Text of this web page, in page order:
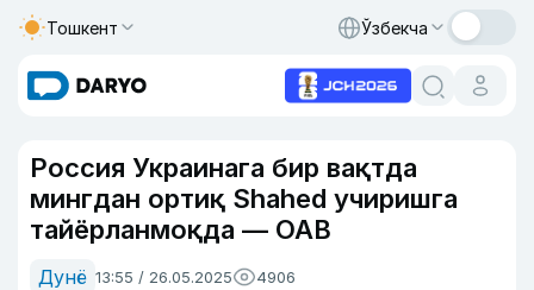
Тошкент Ўзбекча
Россия Украинага бир вақтда
мингдан ортиқ Shahed учиришга
тайёрланмоқда — ОАВ
Дунё 13:55 / 26.05.2025 4906